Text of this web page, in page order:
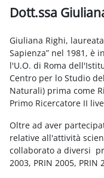
Dott.ssa
Giuliana Righi,
Sapienza” nel 1981, è
l'U.O. di Roma
Centro per lo Studio
Naturali) prima come
Primo Ricercatore II
Oltre ad aver
relative all'attività
collaborato a diversi
2003, PRIN 2005, PRIN